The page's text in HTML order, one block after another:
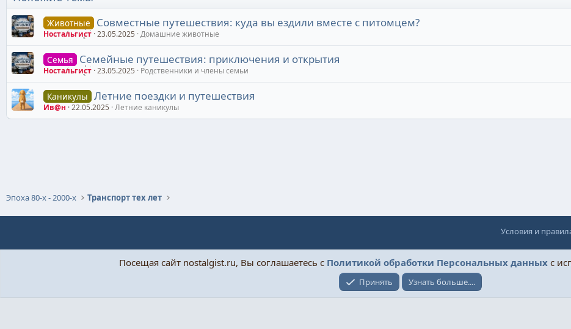
Животные Совместные путешествия: куда вы ездили вместе с питомцем?
Ностальгист 23.05.2025 Домашние животные
Семья Семейные путешествия: приключения и открытия
Ностальгист 23.05.2025 Родственники и члены семьи
Каникулы Летние поездки и путешествия
Ив@н 22.05.2025 Летние каникулы
Эпоха 80-х - 2000-х Транспорт тех лет
Условия и
Посещая сайт nostalgist.ru, Вы соглашаетесь с Политикой обработки Персональных данныхс
Принять Узнать больше....